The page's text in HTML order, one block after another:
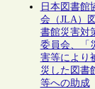
日本図書館
会（JLA）図
書館災害対
委員会、「
害等により
災した図書
等への助成